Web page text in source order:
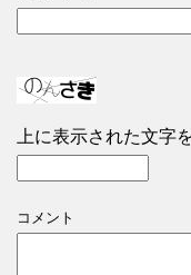
上に表示された文字
コメント